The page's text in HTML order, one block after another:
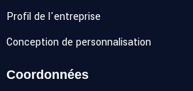
Profil de l'entreprise
Conception de personnalisation
Coordonnées